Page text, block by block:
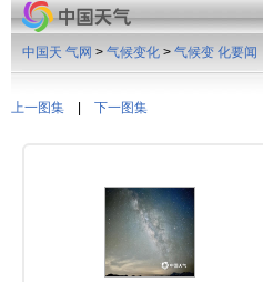
上一图集 下一图集
中国天 气网 > 气候变化 > 气候变 化要闻